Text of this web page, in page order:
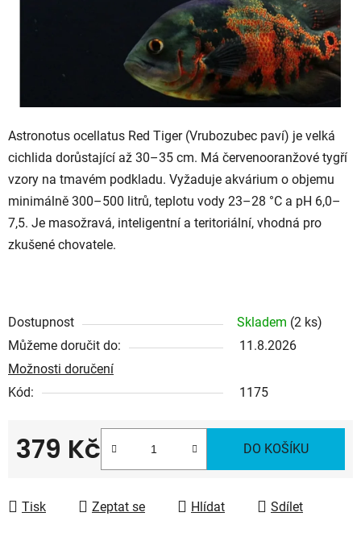
Astronotus ocellatus Red Tiger(Vrubozubec paví) je velká
cichlida dorůstající až 30–35 cm. Má červenooranžové tygří
vzory na tmavém podkladu. Vyžaduje akvárium o objemu
minimálně 300–500 litrů, teplotu vody 23–28 °C a pH 6,0–
7,5. Je masožravá, inteligentní a teritoriální, vhodná pro
zkušené chovatele.
Dostupnost Skladem (2 ks)
Můžeme doručit do:
11.8.2026
Možnosti doručení
Kód:
1175
379 Kč DO KOŠÍKU
Tisk Zeptat se Hlídat Sdílet